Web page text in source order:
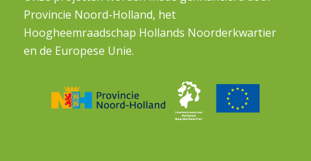
Provincie Noord-Holland, het
Hoogheemraadschap Hollands Noorderkwartier
en de Europese Unie.